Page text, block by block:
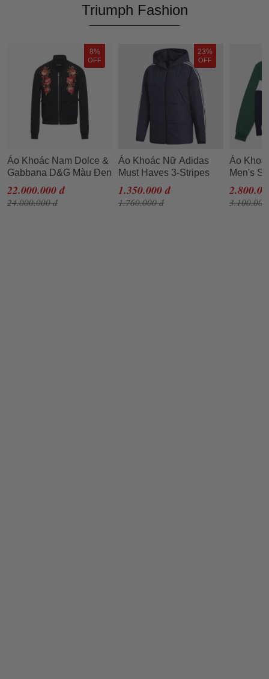
Triumph Fashion
8%
OFF
Áo Khoác Nam Dolce &
Gabbana D&G Màu Đen
Họa Tiết Hoa Màu Cam
Size 44
22.000.000 đ
24.000.000 đ
23%
OFF
Áo Khoác Nữ Adidas
Must Haves 3-Stripes
Warm GF6994 Màu
Xanh Navy Size M
1.350.000 đ
1.760.000 đ
Áo
Men's
Fleece